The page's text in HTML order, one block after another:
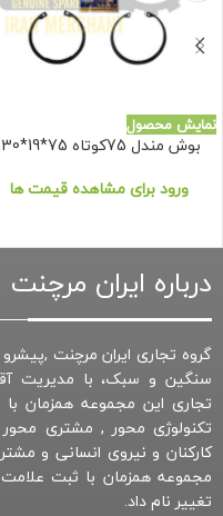
نمایش محصول
بوش مندل 75کوتاه 75*19*130
ورود برای مشاهده قیمت ها
درباره ایران مرچنت
گروه تجاری ایران مرچنت
سنگین و سبک، با مدیریت
تجاری این مجموعه همزمان
تکنولوژی محور , مشتری
تغییر نام داد.